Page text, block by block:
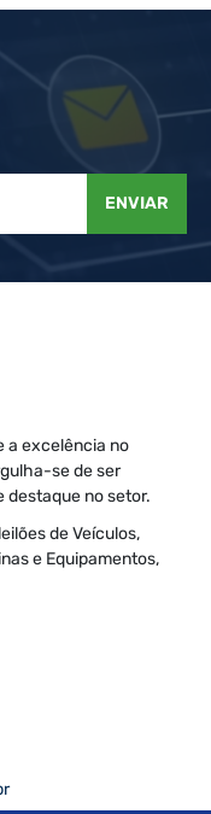
ENVIAR
a excelência no
se de ser
destaque no setor.
de Veículos,
e Equipamentos,